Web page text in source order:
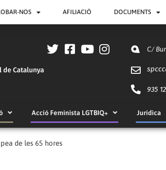
NOS AFILIACIÓ DOCUMENTS
C/
935
Acció Feminista LGTBIQ+ Jurídica
de les 65 hores